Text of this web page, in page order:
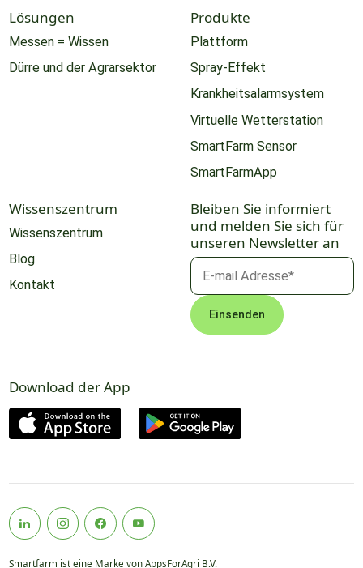
Lösungen
Messen = Wissen
Dürre und der Agrarsektor
Produkte
Plattform
Spray-Effekt
Krankheitsalarmsystem
Virtuelle Wetterstation
SmartFarm Sensor
SmartFarmApp
Wissenszentrum
Wissenszentrum
Blog
Kontakt
Bleiben Sie informiert
und melden Sie sich für
unseren Newsletter an
Download der App
Smartfarm ist eine Marke von AppsForAgri B.V.